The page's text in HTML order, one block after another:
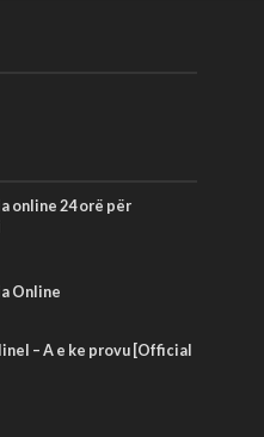
online 24 orë për
Online
– A e ke provu [Official